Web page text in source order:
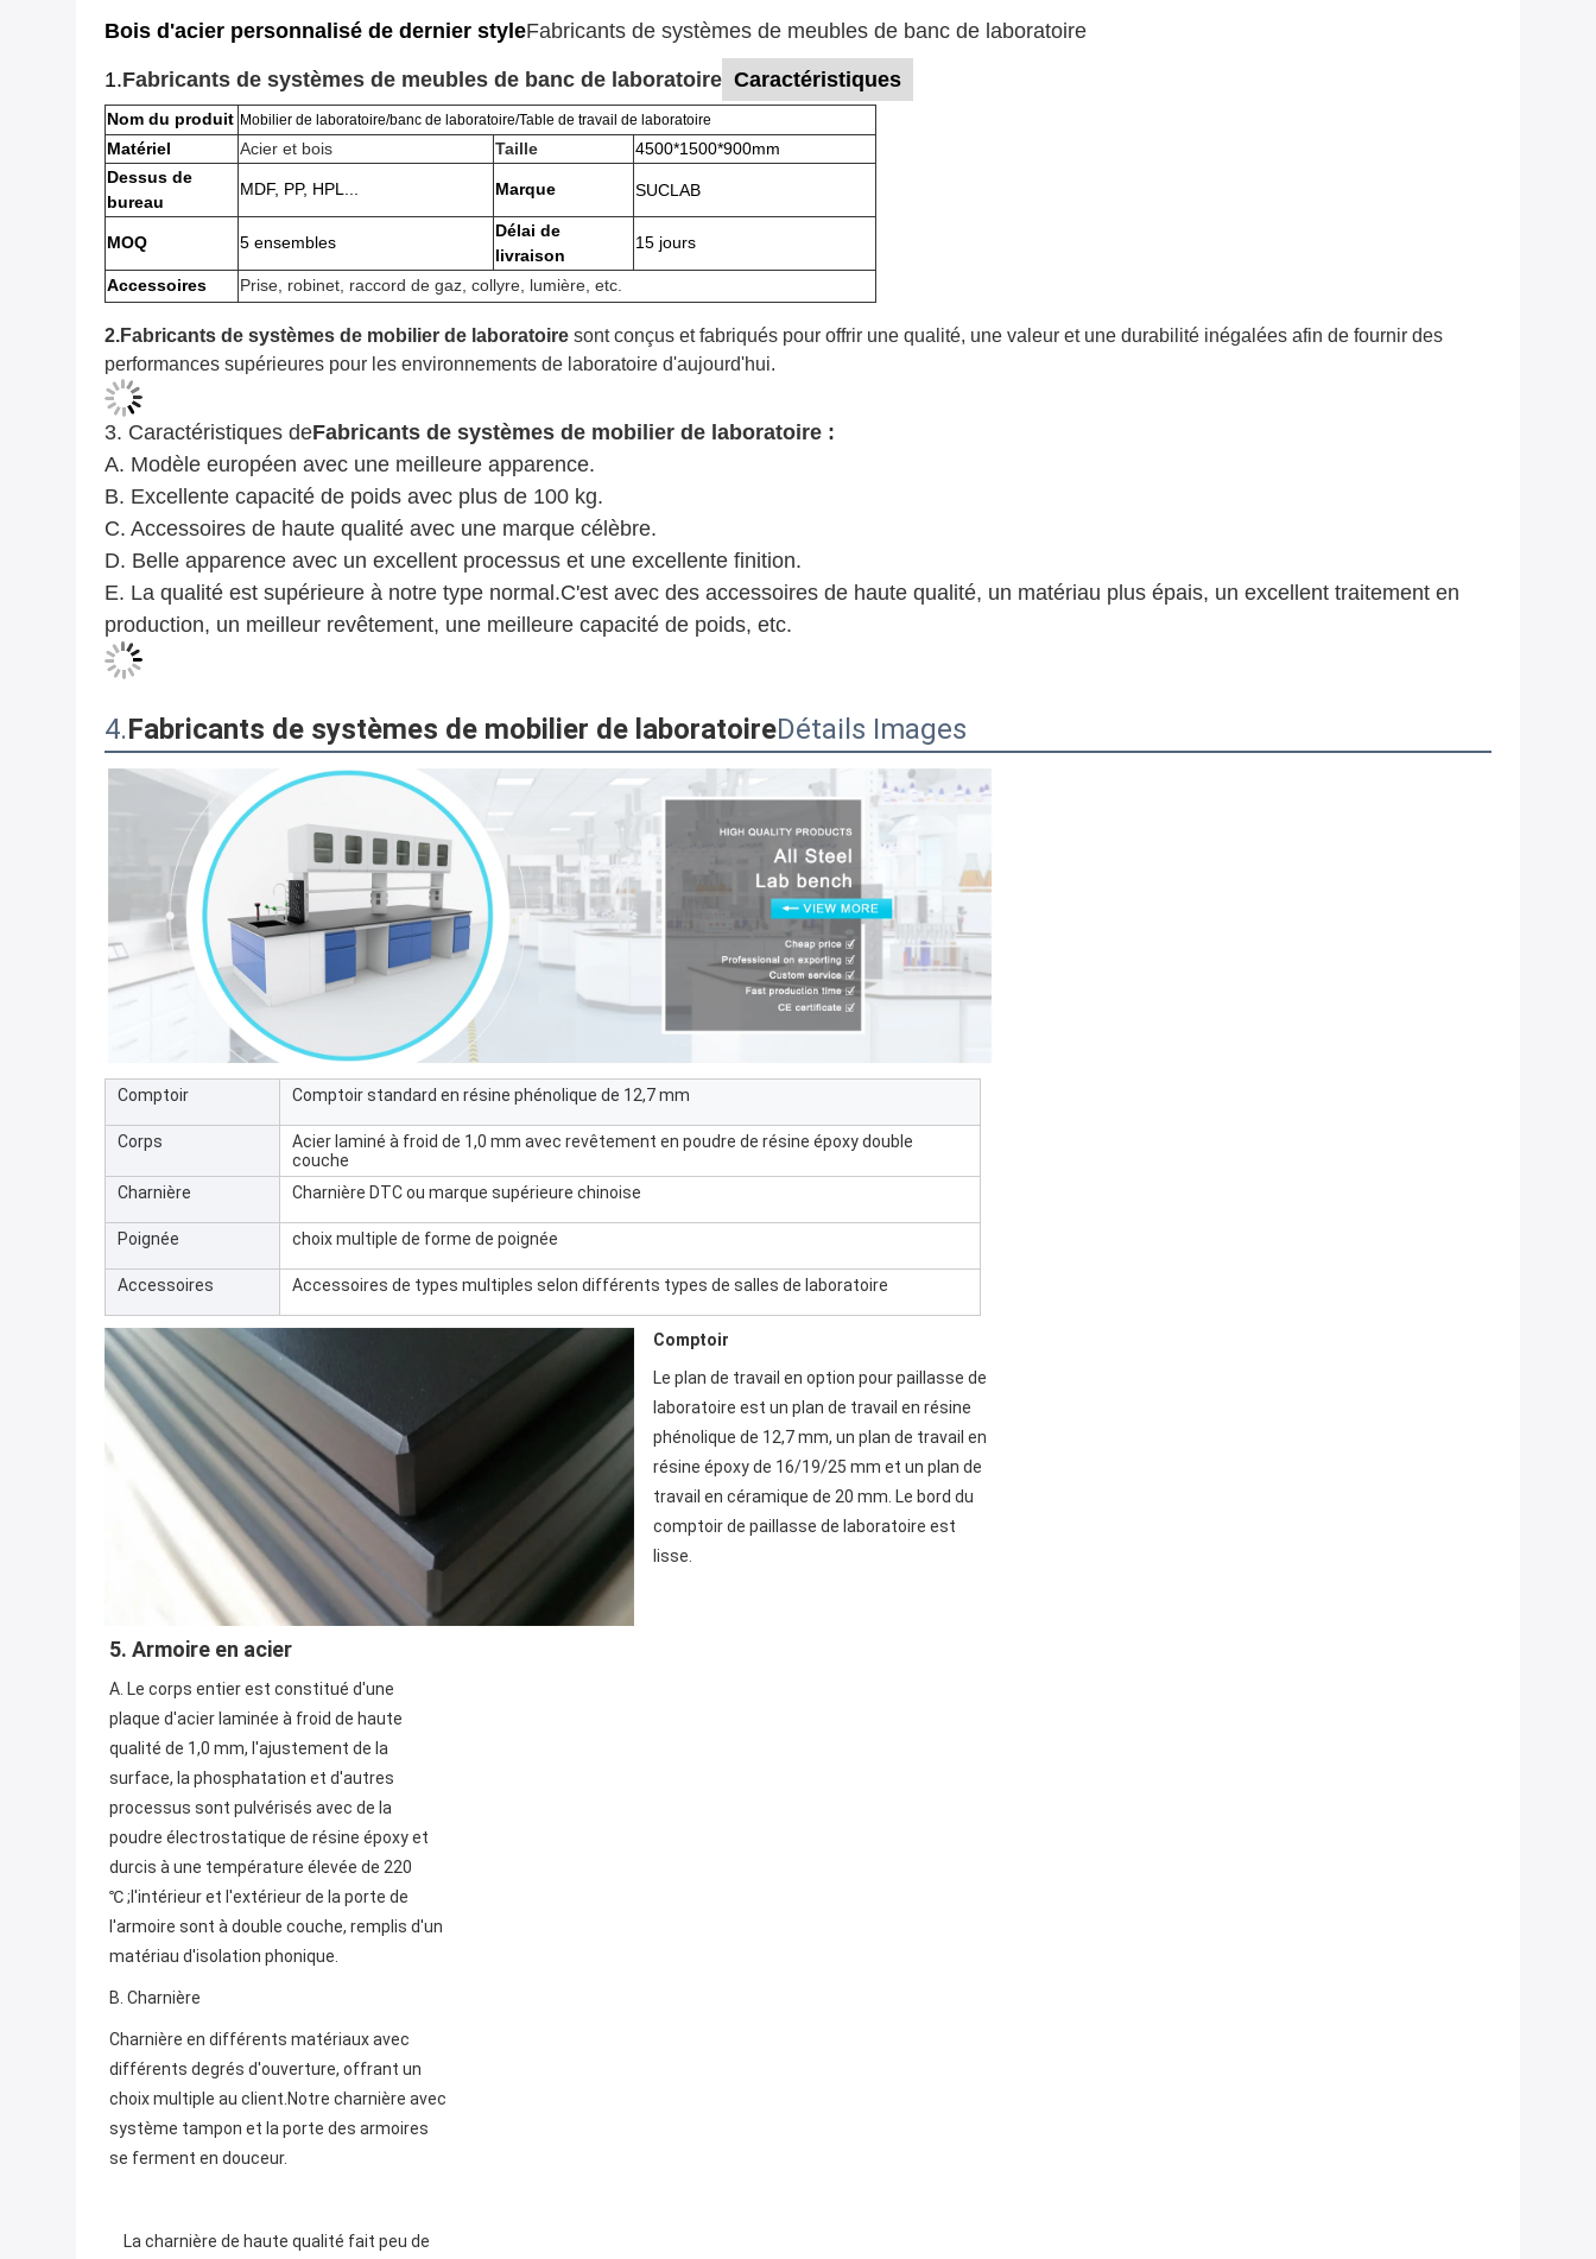
Bois d'acier personnalisé de dernier styleFabricants de systèmes de meubles de banc de laboratoire
1.Fabricants de systèmes de meubles de banc de laboratoire Caractéristiques
Nom du produit Mobilier de laboratoire/banc de laboratoire/Table de travail de laboratoire
Matériel Acier et bois Taille
4500*1500*900mm
Dessus de
bureau
MDF, PP, HPL... Marque SUCLAB
MOQ 5 ensembles
Délai de
livraison
15 jours
Accessoires Prise, robinet, raccord de gaz, collyre, lumière, etc.
2.Fabricants de systèmes de mobilier de laboratoire sont conçus et fabriqués pour offrir une qualité, une valeur et une durabilité inégalées afin de fournir des
performances supérieures pour les environnements de laboratoire d'aujourd'hui.
3. Caractéristiques deFabricants de systèmes de mobilier de laboratoire :
A. Modèle européen avec une meilleure apparence.
B. Excellente capacité de poids avec plus de 100 kg.
C. Accessoires de haute qualité avec une marque célèbre.
D. Belle apparence avec un excellent processus et une excellente finition.
E. La qualité est supérieure à notre type normal.C'est avec des accessoires de haute qualité, un matériau plus épais, un excellent traitement en
production, un meilleur revêtement, une meilleure capacité de poids, etc.
4.Fabricants de systèmes de mobilier de laboratoireDétails Images
Comptoir Comptoir standard en résine phénolique de 12,7 mm
Corps
Acier laminé à froid de 1,0 mm avec revêtement en poudre de résine époxy double
couche
Charnière
Charnière DTC ou marque supérieure chinoise
Poignée choix multiple de forme de poignée
Accessoires Accessoires de types multiples selon différents types de salles de laboratoire
Comptoir
Le plan de travail en option pour paillasse de
laboratoire est un plan de travail en résine
phénolique de 12,7 mm, un plan de travail en
résine époxy de 16/19/25 mm et un plan de
travail en céramique de 20 mm. Le bord du
comptoir de paillasse de laboratoire est
lisse.
5. Armoire en acier
A. Le corps entier est constitué d'une
plaque d'acier laminée à froid de haute
qualité de 1,0 mm, l'ajustement de la
surface, la phosphatation et d'autres
processus sont pulvérisés avec de la
poudre électrostatique de résine époxy et
durcis à une température élevée de 220
℃ ;l'intérieur et l'extérieur de la porte de
l'armoire sont à double couche, remplis d'un
matériau d'isolation phonique.
B. Charnière
Charnière en différents matériaux avec
différents degrés d'ouverture, offrant un
choix multiple au client.Notre charnière avec
système tampon et la porte des armoires
se ferment en douceur.
La charnière de haute qualité fait peu de